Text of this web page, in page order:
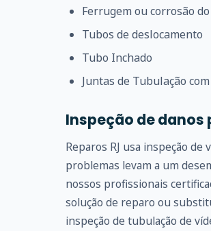
Ferrugem ou corrosão do
Tubos de deslocamento
Tubo Inchado
Juntas de Tubulação
Inspeção de danos
Reparos RJ usa inspeção
problemas levam a um
nossos profissionais
solução de reparo ou
inspeção de tubulação de